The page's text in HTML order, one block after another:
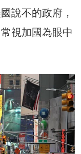
說不的政府，
視加國為眼中